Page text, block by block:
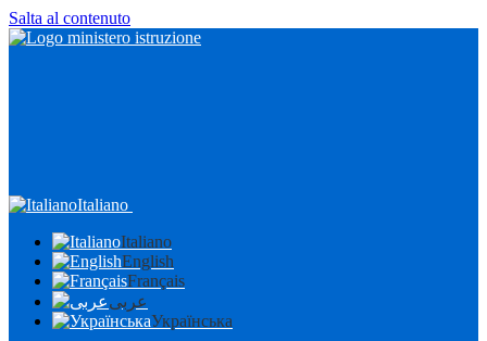
Salta al contenuto
Italiano
Italiano
English
Français
عربى
Українська